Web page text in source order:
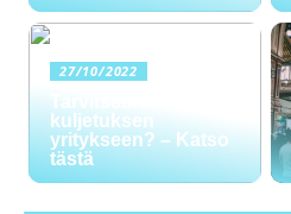
27/10/2022
Tarvitsetko
kuljetuksen
yritykseen? – Katso
tästä